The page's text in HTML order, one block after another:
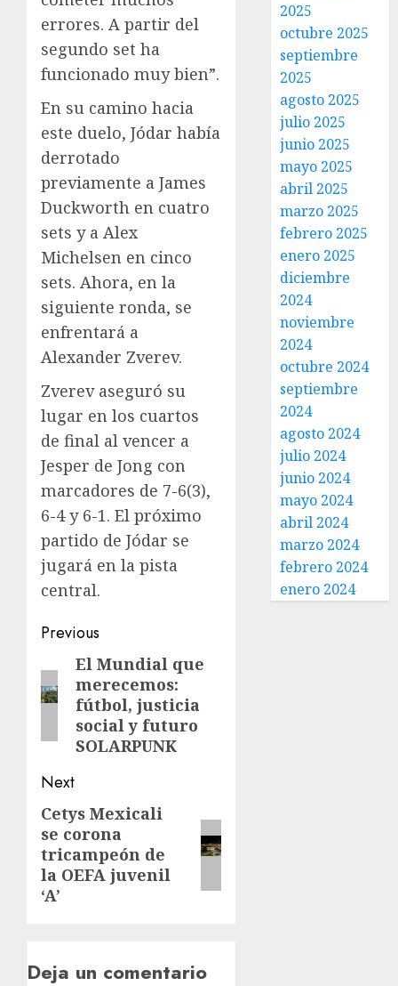
errores. A partir del
segundo set ha
funcionado muy bien”.
En su camino hacia
este duelo, Jódar había
derrotado
previamente a James
Duckworth en cuatro
sets y a Alex
Michelsen en cinco
sets. Ahora, en la
siguiente ronda, se
enfrentará a
Alexander Zverev.
Zverev aseguró su
lugar en los cuartos
de final al vencer a
Jesper de Jong con
marcadores de 7-6(3),
6-4 y 6-1. El próximo
partido de Jódar se
jugará en la pista
central.
Previous
El Mundial que
merecemos:
fútbol, justicia
social y futuro
SOLARPUNK
Next
Cetys Mexicali
se corona
tricampeón de
la OEFA juvenil
‘A’
Deja un comentario
2025
octubre 2025
septiembre
2025
agosto 2025
julio 2025
junio 2025
mayo 2025
abril 2025
marzo 2025
febrero 2025
enero 2025
diciembre
2024
noviembre
2024
octubre 2024
septiembre
2024
agosto 2024
julio 2024
junio 2024
mayo 2024
abril 2024
marzo 2024
febrero 2024
enero 2024